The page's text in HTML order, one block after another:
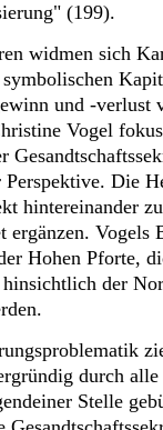
(199).
widmen sich
symbolischen
und -verlust
Vogel
Perspektive. Die
hintereinander
ergänzen.
Hohen Pforte,
der
durch
Stelle